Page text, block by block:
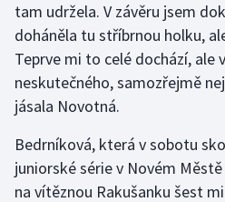
Ostatní
tam udržela. V závěru jsem
doháněla tu stříbrnou holku,
Teprve mi to celé dochází, ale
neskutečného, samozřejmě
jásala Novotná.
Bedrníková, která v sobotu
juniorské série v Novém
na vítěznou Rakušanku šest